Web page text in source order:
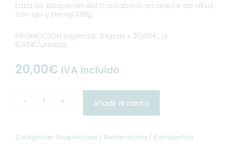
Lata de boquerón del Cantábrico en aceite de oliva
con ajo y perejil 120g
PROMOCIÓN especial: 3 latas x 20,00€, a
6,66€/unidad.
20,00€ IVA incluido
-
oliva
+ Añadir al carrito
Categorías: Boquerones / Berberechos / Zamburiñas